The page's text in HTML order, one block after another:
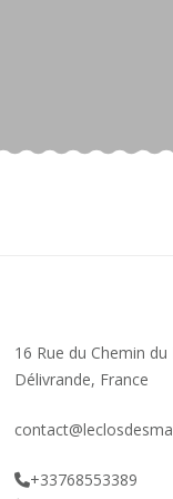
16 Rue du Chemin
Délivrande, France
+33768553389